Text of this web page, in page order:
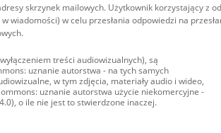
skrzynek mailowych. Użytkownik korzystający z
w celu przesłania odpowiedzi na
treści audiowizualnych), są
uznanie autorstwa - na tych samych
w tym zdjęcia, materiały audio i wideo,
uznanie autorstwa użycie niekomercyjne -
o ile nie jest to stwierdzone inaczej.